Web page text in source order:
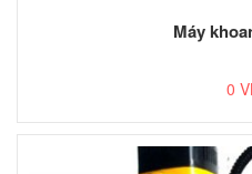
Máy
0